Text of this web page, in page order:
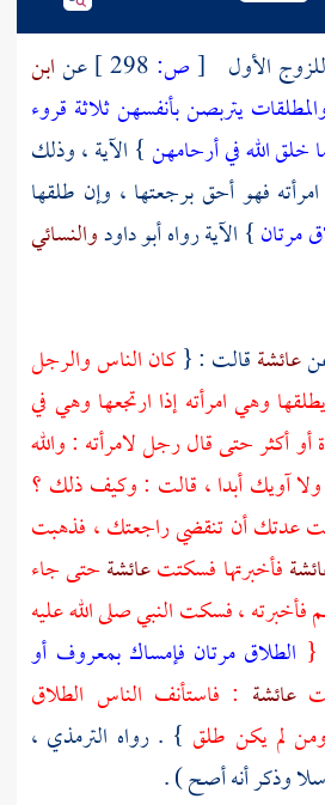
الأول [ص: عنابن
يتربصن بأنفسهن ثلاثة قروء
خلق الله في أرحامهن} الآية ، وذلك
فهو أحق برجعتها ، وإن طلقها
مرتان} الآية رواهأبو داودوالنسائي
عائشةقالت : {كان الناس والرجل
وهي امرأته إذا ارتجعها وهي في
أو أكثر حتى قال رجل لامرأته : والله
ولا آويك أبدا ، قالت : وكيف ذلك ؟
عدتك أن تنقضي راجعتك ، فذهبت
فأخبرتها فسكتتعائشةحتى جاء
فأخبرته ، فسكت النبي صلى الله عليه
{ الطلاق مرتان فإمساك بمعروف أو
عائشة : فاستأنف الناس الطلاق
لم يكن طلق } . رواه الترمذي ،
وذكر أنه أصح ) .